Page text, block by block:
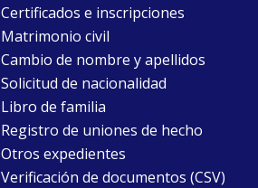
Certificados e inscripciones
Matrimonio civil
Cambio de nombre y apellidos
Solicitud de nacionalidad
Libro de familia
Registro de uniones de hecho
Otros expedientes
Verificación de documentos (CSV)